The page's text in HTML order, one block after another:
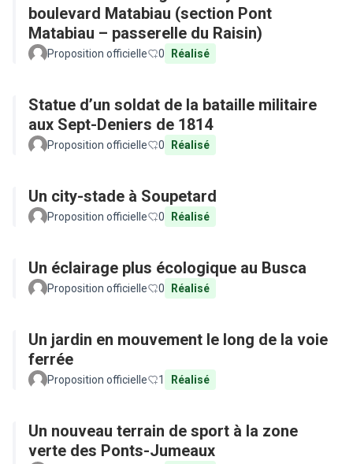
boulevard Matabiau (section Pont
Matabiau – passerelle du Raisin)
Proposition officielle 0 Réalisé
Statue d’un soldat de la bataille militaire
aux Sept-Deniers de 1814
Proposition officielle 0 Réalisé
Un city-stade à Soupetard
Proposition officielle 0 Réalisé
Un éclairage plus écologique au Busca
Proposition officielle 0 Réalisé
Un jardin en mouvement le long de la voie
ferrée
Proposition officielle 1 Réalisé
Un nouveau terrain de sport à la zone
verte des Ponts-Jumeaux